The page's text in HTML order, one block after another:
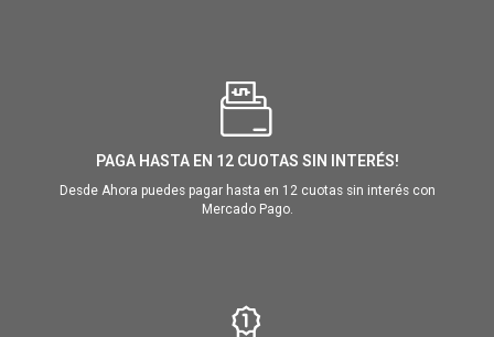
PAGA HASTA EN 12 CUOTAS SIN INTERÉS!
Desde Ahora puedes pagar hasta en 12 cuotas sin interés con
Mercado Pago.